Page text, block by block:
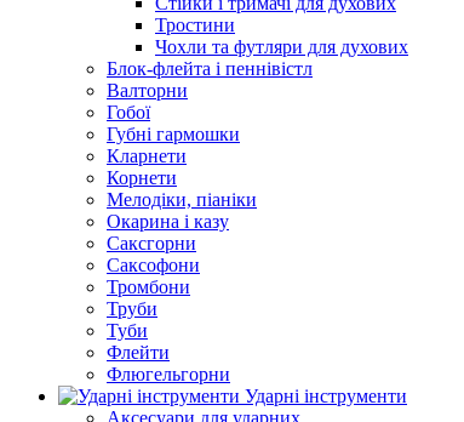
Тростини
Чохли та футляри для духових
Блок-флейта і пеннівістл
Валторни
Гобої
Губні гармошки
Кларнети
Корнети
Мелодіки, піаніки
Окарина і казу
Саксгорни
Саксофони
Тромбони
Труби
Туби
Флейти
Флюгельгорни
Ударні інструменти
Аксесуари для ударних